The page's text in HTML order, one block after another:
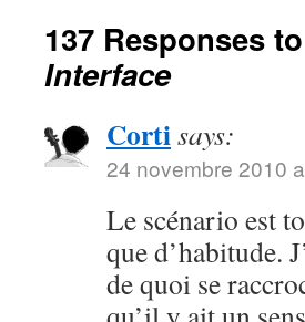
137 Responses to
Interface
Cortisays:
24 novembre 2010
Le scénario est
que d’habitude.
de quoi se